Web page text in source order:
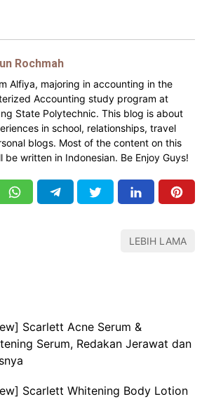
Rochmah
Alfiya, majoring in accounting in the
Accounting study program at
State Polytechnic. This blog is about
in school, relationships, travel
blogs. Most of the content on this
be written in Indonesian. Be Enjoy Guys!
LEBIH LAMA
Scarlett Acne Serum &
Serum, Redakan Jerawat dan
Scarlett Whitening Body Lotion